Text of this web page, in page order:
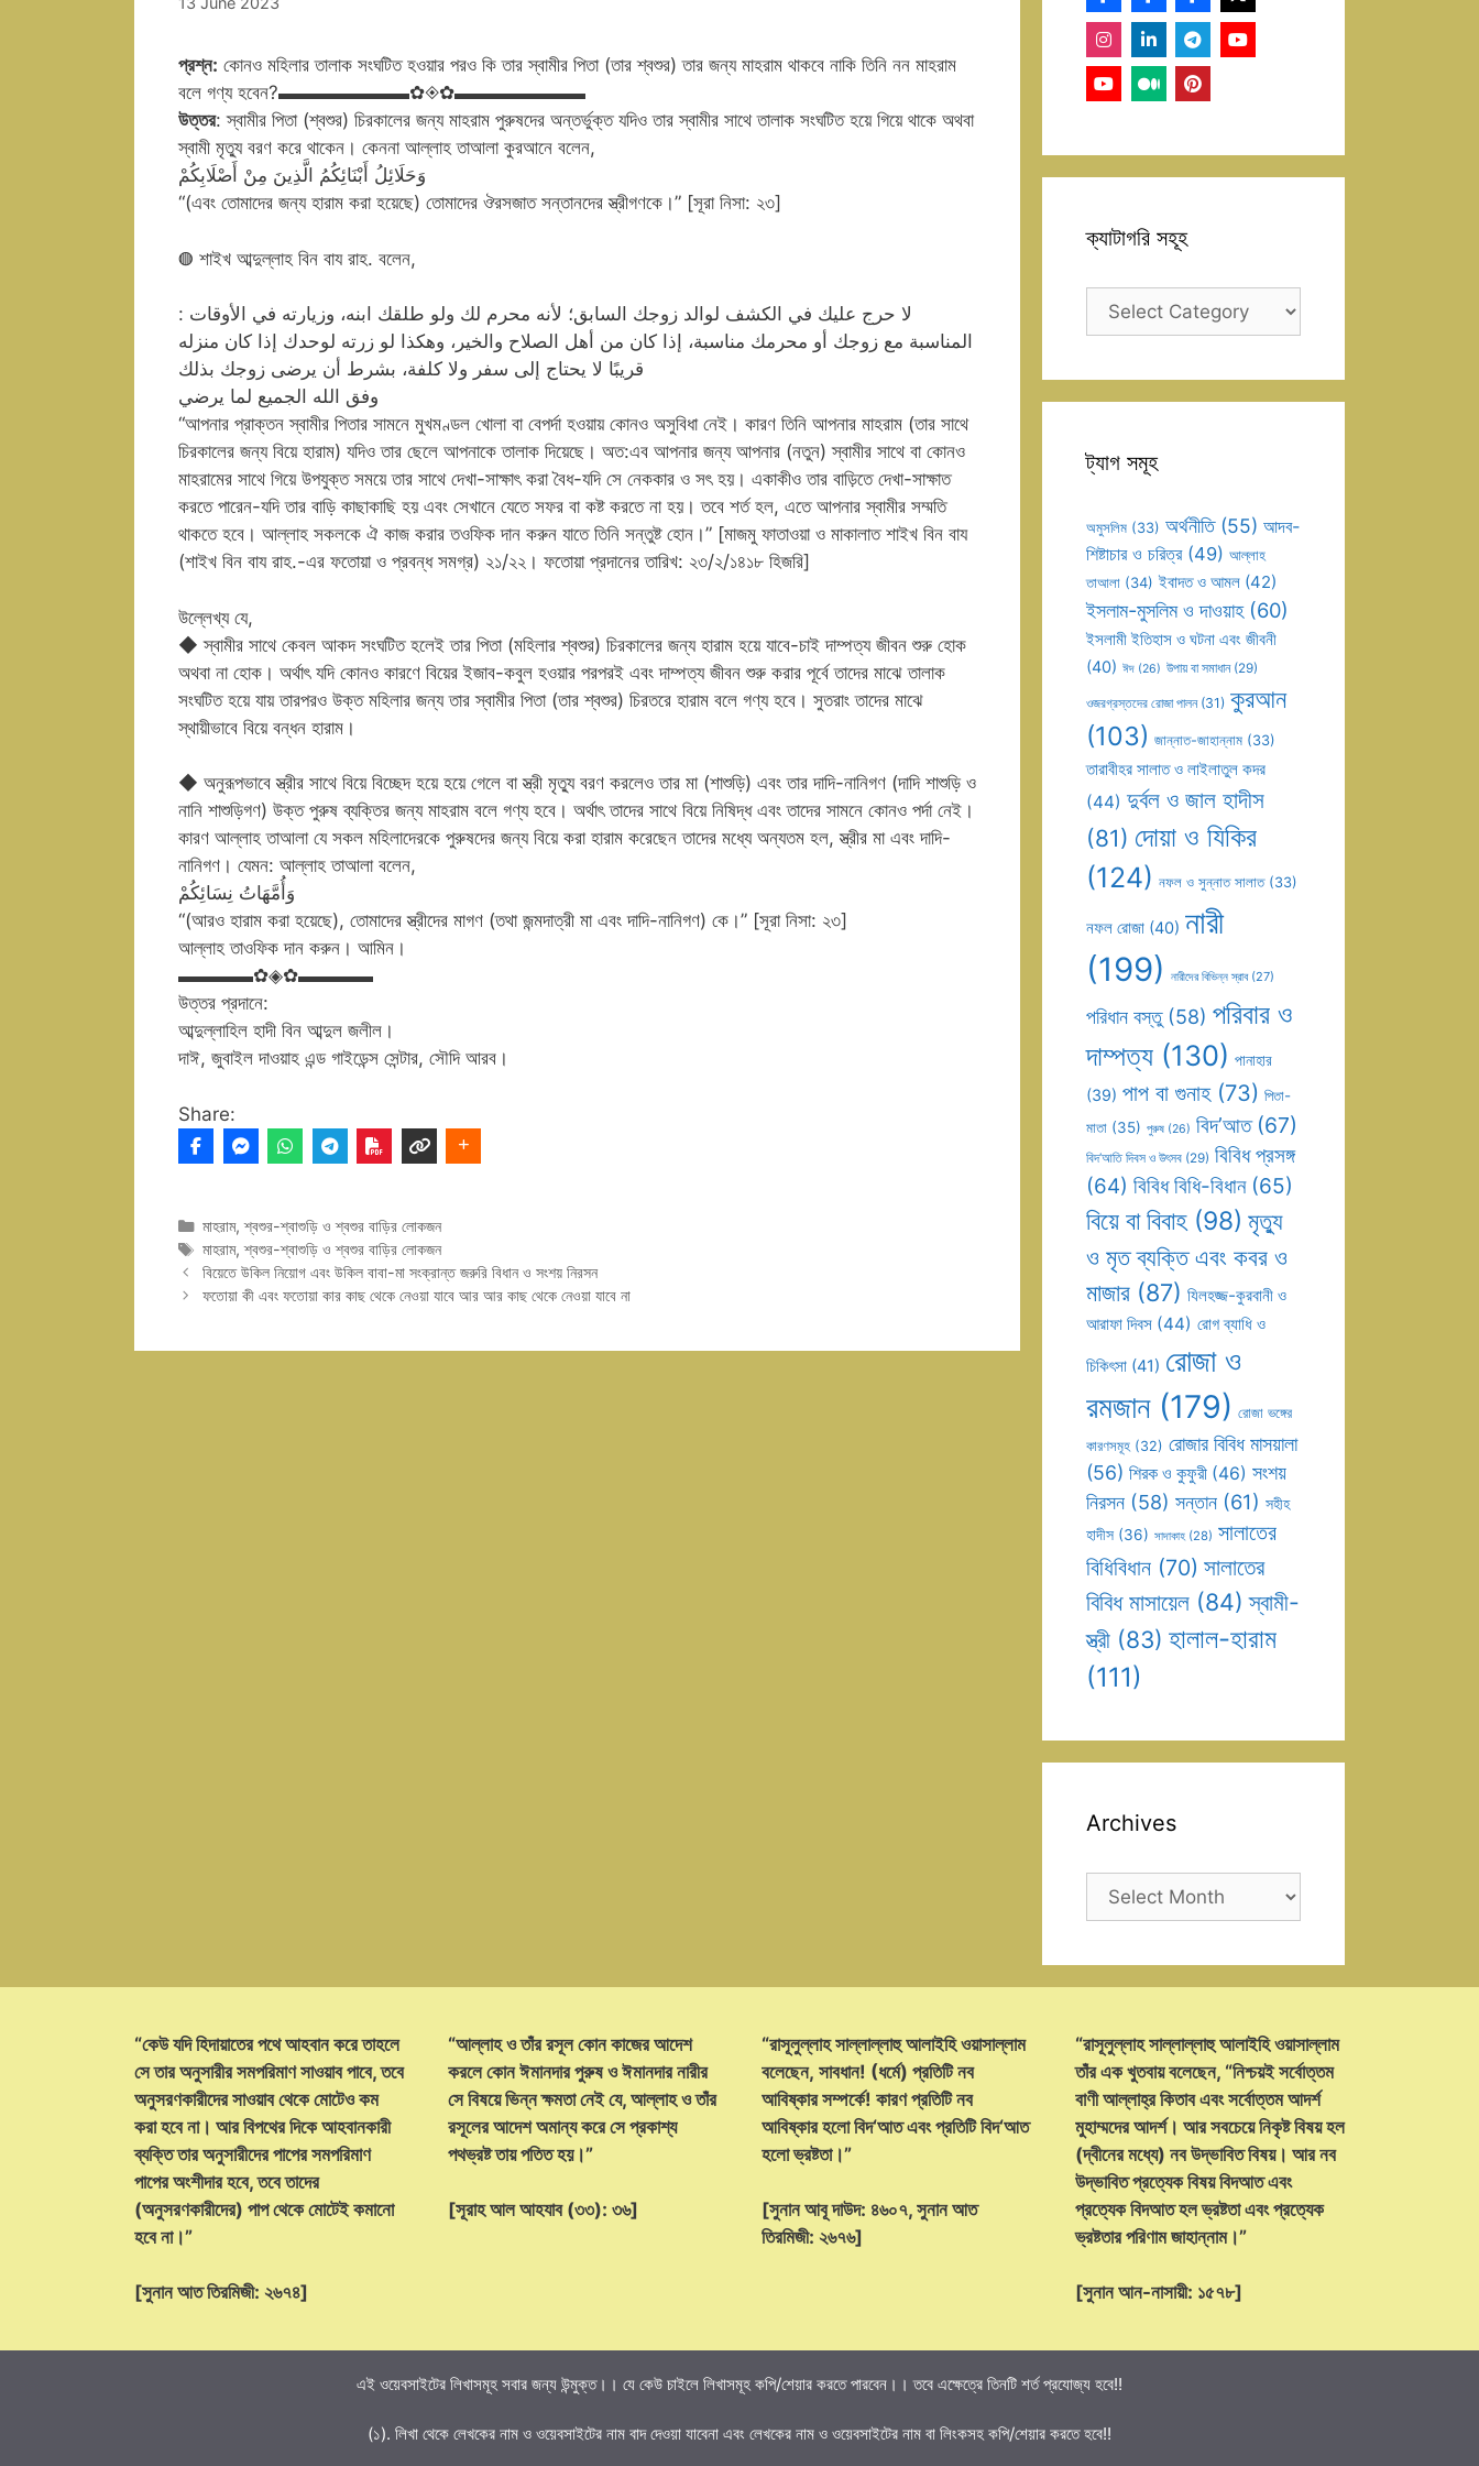
প্রশ্ন: কোনও মহিলার তালাক সংঘটিত হওয়ার পরও কি তার স্বামীর পিতা (তার শ্বশুর) তার জন্য মাহরাম থাকবে নাকি তিনি নন মাহরাম
বলে গণ্য হবেন?▬▬▬▬▬▬▬✿◈✿▬▬▬▬▬▬▬
উত্তর: স্বামীর পিতা (শ্বশুর) চিরকালের জন্য মাহরাম পুরুষদের অন্তর্ভুক্ত যদিও তার স্বামীর সাথে তালাক সংঘটিত হয়ে গিয়ে থাকে অথবা
স্বামী মৃত্যু বরণ করে থাকেন। কেননা আল্লাহ তাআলা কুরআনে বলেন,
وَحَلَائِلُ أَبْنَائِكُمُ الَّذِينَ مِنْ أَصْلَابِكُمْ
“(এবং তোমাদের জন্য হারাম করা হয়েছে) তোমাদের ঔরসজাত সন্তানদের স্ত্রীগণকে।” [সূরা নিসা: ২৩]
◍ শাইখ আব্দুল্লাহ বিন বায রাহ. বলেন,
: لا حرج عليك في الكشف لوالد زوجك السابق؛ لأنه محرم لك ولو طلقك ابنه، وزيارته في الأوقات
المناسبة مع زوجك أو محرمك مناسبة، إذا كان من أهل الصلاح والخير، وهكذا لو زرته لوحدك إذا كان منزله
قريبًا لا يحتاج إلى سفر ولا كلفة، بشرط أن يرضى زوجك بذلك
وفق الله الجميع لما يرضي
“আপনার প্রাক্তন স্বামীর পিতার সামনে মুখমণ্ডল খোলা বা বেপর্দা হওয়ায় কোনও অসুবিধা নেই। কারণ তিনি আপনার মাহরাম (তার সাথে
চিরকালের জন্য বিয়ে হারাম) যদিও তার ছেলে আপনাকে তালাক দিয়েছে। অত:এব আপনার জন্য আপনার (নতুন) স্বামীর সাথে বা কোনও
মাহরামের সাথে গিয়ে উপযুক্ত সময়ে তার সাথে দেখা-সাক্ষাৎ করা বৈধ-যদি সে নেককার ও সৎ হয়। একাকীও তার বাড়িতে দেখা-সাক্ষাত
করতে পারেন-যদি তার বাড়ি কাছাকাছি হয় এবং সেখানে যেতে সফর বা কষ্ট করতে না হয়। তবে শর্ত হল, এতে আপনার স্বামীর সম্মতি
থাকতে হবে। আল্লাহ সকলকে ঐ কাজ করার তওফিক দান করুন যাতে তিনি সন্তুষ্ট হোন।” [মাজমু ফাতাওয়া ও মাকালাত শাইখ বিন বায
(শাইখ বিন বায রাহ.-এর ফতোয়া ও প্রবন্ধ সমগ্র) ২১/২২। ফতোয়া প্রদানের তারিখ: ২৩/২/১৪১৮ হিজরি]
উল্লেখ্য যে,
◆ স্বামীর সাথে কেবল আকদ সংঘটিত হলেই তার পিতা (মহিলার শ্বশুর) চিরকালের জন্য হারাম হয়ে যাবে-চাই দাম্পত্য জীবন শুরু হোক
অথবা না হোক। অর্থাৎ যদি কোনও কারণে বিয়ের ইজাব-কবুল হওয়ার পরপরই এবং দাম্পত্য জীবন শুরু করার পূর্বে তাদের মাঝে তালাক
সংঘটিত হয়ে যায় তারপরও উক্ত মহিলার জন্য তার স্বামীর পিতা (তার শ্বশুর) চিরতরে হারাম বলে গণ্য হবে। সুতরাং তাদের মাঝে
স্থায়ীভাবে বিয়ে বন্ধন হারাম।
◆ অনুরূপভাবে স্ত্রীর সাথে বিয়ে বিচ্ছেদ হয়ে হয়ে গেলে বা স্ত্রী মৃত্যু বরণ করলেও তার মা (শাশুড়ি) এবং তার দাদি-নানিগণ (দাদি শাশুড়ি ও
নানি শাশুড়িগণ) উক্ত পুরুষ ব্যক্তির জন্য মাহরাম বলে গণ্য হবে। অর্থাৎ তাদের সাথে বিয়ে নিষিদ্ধ এবং তাদের সামনে কোনও পর্দা নেই।
কারণ আল্লাহ তাআলা যে সকল মহিলাদেরকে পুরুষদের জন্য বিয়ে করা হারাম করেছেন তাদের মধ্যে অন্যতম হল, স্ত্রীর মা এবং দাদি-
নানিগণ। যেমন: আল্লাহ তাআলা বলেন,
وَأُمَّهَاتُ نِسَائِكُمْ
“(আরও হারাম করা হয়েছে), তোমাদের স্ত্রীদের মাগণ (তথা জন্মদাত্রী মা এবং দাদি-নানিগণ) কে।” [সূরা নিসা: ২৩]
আল্লাহ তাওফিক দান করুন। আমিন।
▬▬▬▬✿◈✿▬▬▬▬
উত্তর প্রদানে:
আব্দুল্লাহিল হাদী বিন আব্দুল জলীল।
দাঈ, জুবাইল দাওয়াহ এন্ড গাইডেন্স সেন্টার, সৌদি আরব।
Share:
Categories
মাহরাম,শ্বশুর-শ্বাশুড়ি ও শ্বশুর বাড়ির লোকজন
Tags
মাহরাম,শ্বশুর-শ্বাশুড়ি ও শ্বশুর বাড়ির লোকজন
বিয়েতে উকিল নিয়োগ এবং উকিল বাবা-মা সংক্রান্ত জরুরি বিধান ও সংশয় নিরসন
ফতোয়া কী এবং ফতোয়া কার কাছ থেকে নেওয়া যাবে আর আর কাছ থেকে নেওয়া যাবে না
ক্যাটাগরি সহূহ
ক্যাটাগরি
ট্যাগ সমূহ
অমুসলিম (33) অর্থনীতি(55) আদব-
শিষ্টাচার ও চরিত্র(49) আল্লাহ
তাআলা (34) ইবাদত ও আমল (42)
ইসলাম-মুসলিম ও দাওয়াহ(60)
ইসলামী ইতিহাস ও ঘটনা এবং জীবনী
(40) ঈদ (26) উপায় বা সমাধান(29)
ওজরগ্রস্তদের রোজা পালন(31) কুরআন
(103) জান্নাত-জাহান্নাম (33)
তারাবীহর সালাত ও লাইলাতুল কদর
(44) দুর্বল ও জাল হাদীস
(81) দোয়া ও যিকির
(124) নফল ও সুন্নাত সালাত(33)
নফল রোজা (40) নারী
(199) নারীদের বিভিন্ন স্রাব(27)
পরিধান বস্তু(58) পরিবার ও
দাম্পত্য (130) পানাহার
(39) পাপ বা গুনাহ(73) পিতা-
মাতা (35) পুরুষ (26) বিদ’আত(67)
বিদ’আতি দিবস ও উৎসব (29) বিবিধ প্রসঙ্গ
(64) বিবিধ বিধি-বিধান(65)
বিয়ে বা বিবাহ (98) মৃত্যু
ও মৃত ব্যক্তি এবং কবর ও
মাজার (87) যিলহজ্জ-কুরবানী ও
আরাফা দিবস (44) রোগ ব্যাধি ও
চিকিৎসা (41) রোজা ও
রমজান(179) রোজা ভঙ্গের
কারণসমূহ (32) রোজার বিবিধ মাসয়ালা
(56) শিরক ও কুফুরী (46) সংশয়
নিরসন (58) সন্তান (61) সহীহ
হাদীস (36) সাদাকাহ (28) সালাতের
বিধিবিধান (70) সালাতের
বিবিধ মাসায়েল (84) স্বামী-
স্ত্রী (83) হালাল-হারাম
(111)
Archives
Archives
“কেউ যদি হিদায়াতের পথে আহবান করে তাহলে
সে তার অনুসারীর সমপরিমাণ সাওয়াব পাবে, তবে
অনুসরণকারীদের সাওয়াব থেকে মোটেও কম
করা হবে না। আর বিপথের দিকে আহবানকারী
ব্যক্তি তার অনুসারীদের পাপের সমপরিমাণ
পাপের অংশীদার হবে, তবে তাদের
(অনুসরণকারীদের) পাপ থেকে মোটেই কমানো
হবে না।”
[সুনান আত তিরমিজী: ২৬৭৪]
“আল্লাহ ও তাঁর রসূল কোন কাজের আদেশ
করলে কোন ঈমানদার পুরুষ ও ঈমানদার নারীর
সে বিষয়ে ভিন্ন ক্ষমতা নেই যে, আল্লাহ ও তাঁর
রসূলের আদেশ অমান্য করে সে প্রকাশ্য
পথভ্রষ্ট তায় পতিত হয়।”
[সূরাহ আল আহযাব (৩৩): ৩৬]
“রাসূলুল্লাহ সাল্লাল্লাহু আলাইহি ওয়াসাল্লাম
বলেছেন, সাবধান! (ধর্মে) প্রতিটি নব
আবিষ্কার সম্পর্কে! কারণ প্রতিটি নব
আবিষ্কার হলো বিদ‘আত এবং প্রতিটি বিদ‘আত
হলো ভ্রষ্টতা।”
[সুনান আবূ দাউদ: ৪৬০৭, সুনান আত
তিরমিজী: ২৬৭৬]
“রাসূলুল্লাহ সাল্লাল্লাহু আলাইহি ওয়াসাল্লাম
তাঁর এক খুতবায় বলেছেন, “নিশ্চয়ই সর্বোত্তম
বাণী আল্লাহ্‌র কিতাব এবং সর্বোত্তম আদর্শ
মুহাম্মদের আদর্শ। আর সবচেয়ে নিকৃষ্ট বিষয় হল
(দ্বীনের মধ্যে) নব উদ্ভাবিত বিষয়। আর নব
উদ্ভাবিত প্রত্যেক বিষয় বিদআত এবং
প্রত্যেক বিদআত হল ভ্রষ্টতা এবং প্রত্যেক
ভ্রষ্টতার পরিণাম জাহান্নাম।”
[সুনান আন-নাসায়ী: ১৫৭৮]
এই ওয়েবসাইটের লিখাসমূহ সবার জন্য উন্মুক্ত।। যে কেউ চাইলে লিখাসমূহ কপি/শেয়ার করতে পারবেন।। তবে এক্ষেত্রে তিনটি শর্ত প্রযোজ্য হবে!!
(১). লিখা থেকে লেখকের নাম ও ওয়েবসাইটের নাম বাদ দেওয়া যাবেনা এবং লেখকের নাম ও ওয়েবসাইটের নাম বা লিংকসহ কপি/শেয়ার করতে হবে!!